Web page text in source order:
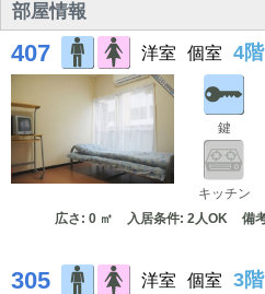
部屋情報
407 洋室 個室 4階
鍵
キッチン
広さ: 0 ㎡ 入居条件: 2人OK 備
305 洋室 個室 3階